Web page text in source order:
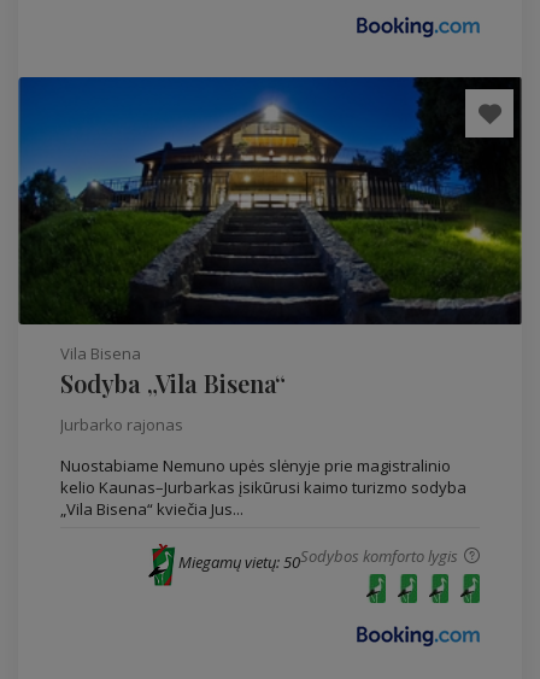
Vila Bisena
Sodyba „Vila Bisena“
Jurbarko rajonas
Nuostabiame Nemuno upės slėnyje prie magistralinio
kelio Kaunas–Jurbarkas įsikūrusi kaimo turizmo sodyba
„Vila Bisena“ kviečia Jus...
Sodybos komforto lygis
Miegamų vietų: 50